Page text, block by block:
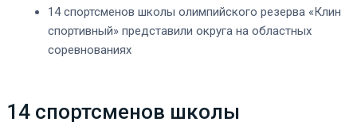
14 спортсменов школы олимпийского резерва «Клин
спортивный» представили округа на областных
соревнованиях
14 спортсменов школы